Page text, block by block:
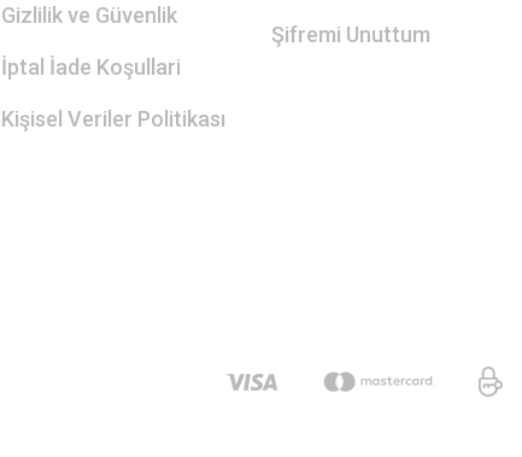
Gizlilik ve Güvenlik
İptal İade Koşullari
Kişisel Veriler Politikası
Şifremi Unuttum